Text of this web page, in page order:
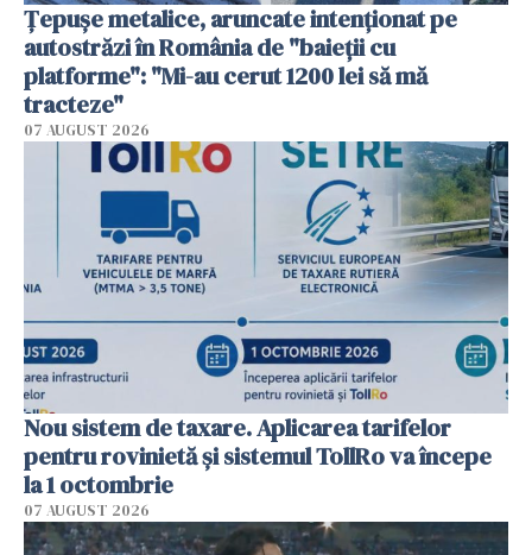
Țepușe metalice, aruncate intenționat pe
autostrăzi în România de "baieții cu
platforme": "Mi-au cerut 1200 lei să mă
tracteze"
07 AUGUST 2026
Nou sistem de taxare. Aplicarea tarifelor
pentru rovinietă şi sistemul TollRo va începe
la 1 octombrie
07 AUGUST 2026